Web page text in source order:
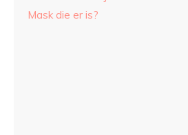
Mask die er is?